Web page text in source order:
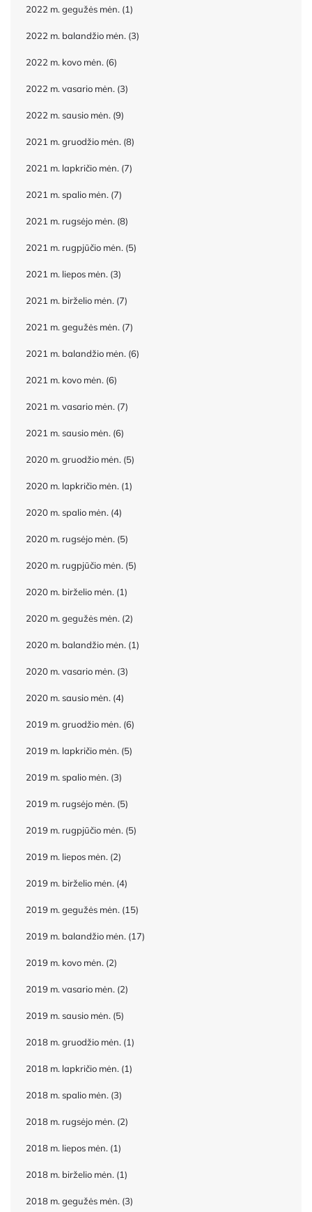
2022 m. gegužės mėn. (1)
2022 m. balandžio mėn. (3)
2022 m. kovo mėn. (6)
2022 m. vasario mėn. (3)
2022 m. sausio mėn. (9)
2021 m. gruodžio mėn. (8)
2021 m. lapkričio mėn. (7)
2021 m. spalio mėn. (7)
2021 m. rugsėjo mėn. (8)
2021 m. rugpjūčio mėn. (5)
2021 m. liepos mėn. (3)
2021 m. birželio mėn. (7)
2021 m. gegužės mėn. (7)
2021 m. balandžio mėn. (6)
2021 m. kovo mėn. (6)
2021 m. vasario mėn. (7)
2021 m. sausio mėn. (6)
2020 m. gruodžio mėn. (5)
2020 m. lapkričio mėn. (1)
2020 m. spalio mėn. (4)
2020 m. rugsėjo mėn. (5)
2020 m. rugpjūčio mėn. (5)
2020 m. birželio mėn. (1)
2020 m. gegužės mėn. (2)
2020 m. balandžio mėn. (1)
2020 m. vasario mėn. (3)
2020 m. sausio mėn. (4)
2019 m. gruodžio mėn. (6)
2019 m. lapkričio mėn. (5)
2019 m. spalio mėn. (3)
2019 m. rugsėjo mėn. (5)
2019 m. rugpjūčio mėn. (5)
2019 m. liepos mėn. (2)
2019 m. birželio mėn. (4)
2019 m. gegužės mėn. (15)
2019 m. balandžio mėn. (17)
2019 m. kovo mėn. (2)
2019 m. vasario mėn. (2)
2019 m. sausio mėn. (5)
2018 m. gruodžio mėn. (1)
2018 m. lapkričio mėn. (1)
2018 m. spalio mėn. (3)
2018 m. rugsėjo mėn. (2)
2018 m. liepos mėn. (1)
2018 m. birželio mėn. (1)
2018 m. gegužės mėn. (3)